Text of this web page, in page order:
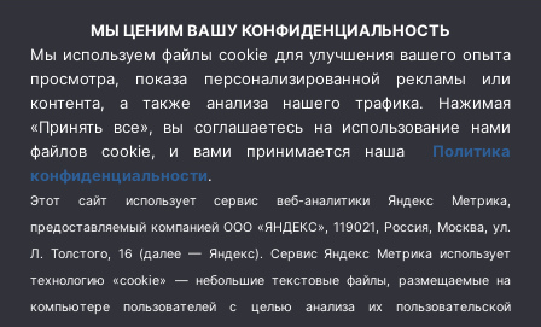
(510)
Сельское хозяйство (3)
Социальная политика
(3)
Спецоперация в Украине
Спецоперация на Украине
(404)
Спорт (740)
Терроризм (1)
Транспорт (262)
Туризм (178)
МЫ ЦЕНИМ ВАШУ КОНФИДЕНЦИАЛЬНОСТЬ
Мы используем файлы cookie для улучшения вашего опыта
просмотра, показа персонализированной рекламы или
контента, а также анализа нашего трафика. Нажимая
«Принять все», вы соглашаетесь на использование нами
файлов cookie, и вами принимается наша Политика
конфиденциальности.
Этот сайт использует сервис веб-аналитики Яндекс Метрика,
предоставляемый компанией ООО «ЯНДЕКС», 119021, Россия, Москва, ул.
Л. Толстого, 16 (далее — Яндекс). Сервис Яндекс Метрика использует
технологию «cookie» — небольшие текстовые файлы, размещаемые на
компьютере пользователей с целью анализа их пользовательской